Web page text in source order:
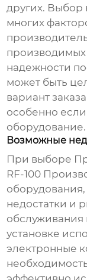
других. Выбор
многих
производимых
надежности
может быть
вариант
особенно
оборудование.
Возможные
При выборе
RF-100
недостатки и
обслуживания
установке
электронные